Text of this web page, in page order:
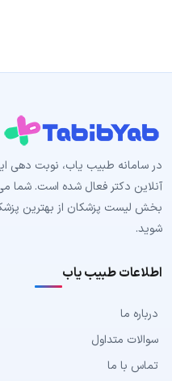
در سامانه طبیب‌ یاب، نوبت دهی
آنلاین دکتر فعال شده است. شما
بخش لیست پزشکان از بهترین
شوید.
اطلاعات طبیب یاب
درباره ما
سوالات متداول
تماس با ما